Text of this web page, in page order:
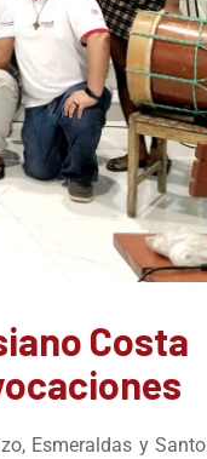
Costa
Esmeraldas y Santo